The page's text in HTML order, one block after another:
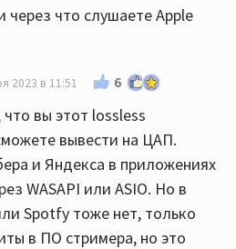
через что слушаете Apple
2023 в 11:51 6
вы этот lossless
вывести на ЦАП.
и Яндекса в приложениях
WASAPI или ASIO. Но в
Spotfy тоже нет, только
в ПО стримера, но это